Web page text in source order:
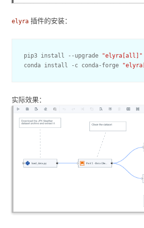
elyra 插件的安装：
pip3 install --upgrade
"elyra[all]"
conda install -c conda-forge
实际效果：